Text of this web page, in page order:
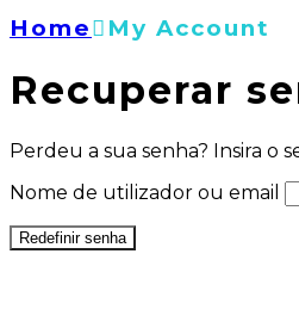
Home My Account
Recuperar
Perdeu a sua senha? Insira o
Nome de utilizador ou email
Redefinir senha